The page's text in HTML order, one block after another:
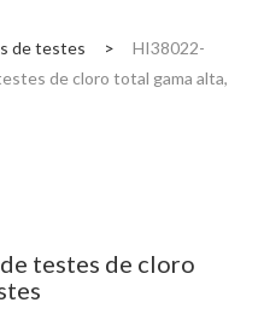
de testes >
HI38022-
de cloro total gama alta,
testes de cloro